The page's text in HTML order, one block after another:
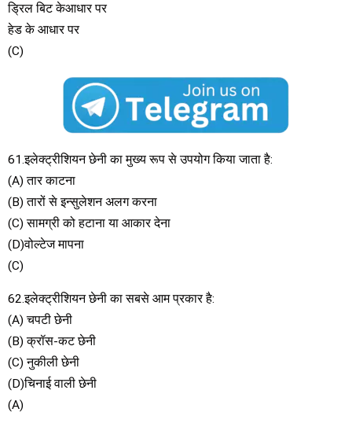
ड्रिल बिट केआधार पर
हेड के आधार पर
(C)
61.इलेक्ट्रीशियन छेनी का मुख्य रूप से उपयोग किया जाता है:
(A) तार काटना
(B) तारों से इन्सुलेशन अलग करना
(C) सामग्री को हटाना या आकार देना
(D)वोल्टेज मापना
(C)
62.इलेक्ट्रीशियन छेनी का सबसे आम प्रकार है:
(A) चपटी छेनी
(B) क्रॉस-कट छेनी
(C) नुकीली छेनी
(D)चिनाई वाली छेनी
(A)